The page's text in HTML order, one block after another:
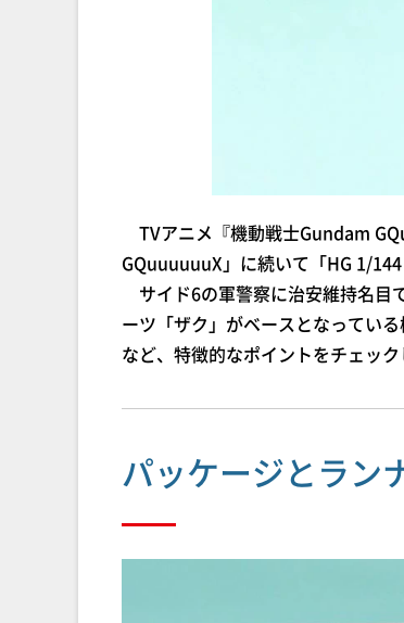
TVアニメ『機動戦士Gundam
GQuuuuuuX」に続いて「HG 1/
サイド6の軍警察に治安維持名目
ーツ「ザク」がベースとなってい
など、特徴的なポイントをチェッ
パッケージとラン